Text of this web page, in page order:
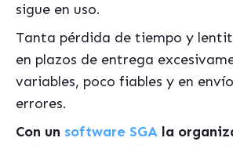
sigue en uso.
Tanta pérdida de tiempo y
en plazos de entrega
variables, poco fiables y en enví
errores.
Con un software SGA la